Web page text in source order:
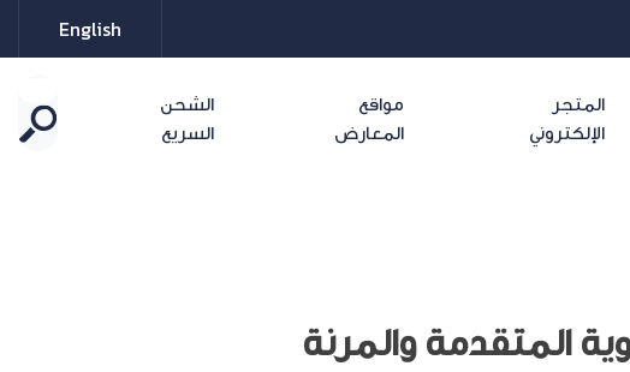
English
المتجر
الإلكتروني
مواقع
المعارض
الشحن
السريع
المتقدمة والمرنة